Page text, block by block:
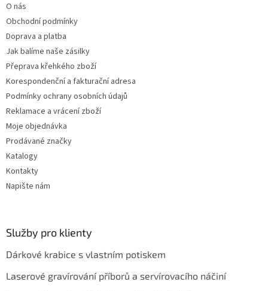
O nás
Obchodní podmínky
Doprava a platba
Jak balíme naše zásilky
Přeprava křehkého zboží
Korespondenční a fakturační adresa
Podmínky ochrany osobních údajů
Reklamace a vrácení zboží
Moje objednávka
Prodávané značky
Katalogy
Kontakty
Napište nám
Služby pro klienty
Dárkové krabice s vlastním potiskem
Laserové gravírování příborů a servírovacího náčiní